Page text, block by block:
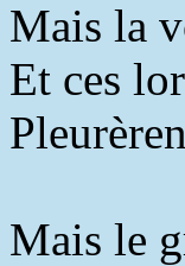
Mais la
Et ces
Mais le